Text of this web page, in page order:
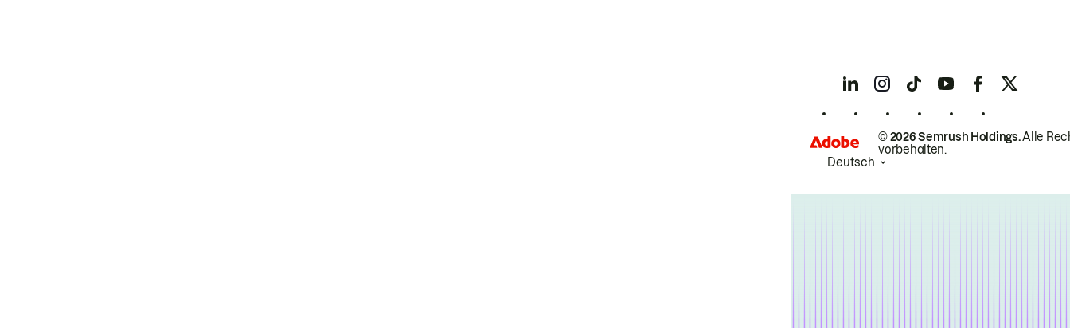
© 2026 Semrush Holdings.Alle
vorbehalten.
Deutsch